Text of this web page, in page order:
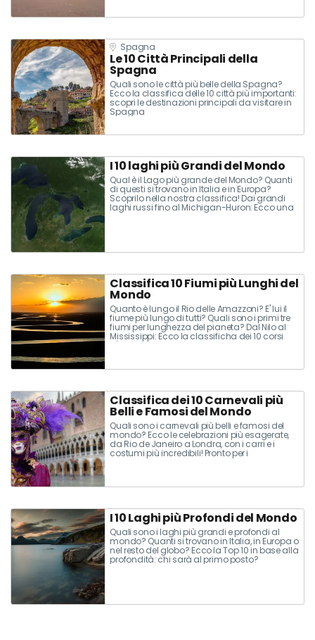
Spagna
Le 10 Città Principali della
Spagna
Quali sono le città più belle della Spagna?
Ecco la classifica delle 10 città più importanti:
scopri le destinazioni principali da visitare in
Spagna
I 10 laghi più Grandi del Mondo
Qual è il Lago più grande del Mondo? Quanti
di questi si trovano in Italia e in Europa?
Scoprilo nella nostra classifica! Dai grandi
laghi russi fino al Michigan-Huron: Ecco una
lista dei dieci laghi più grandi al mondo
Classifica 10 Fiumi più Lunghi del
Mondo
Quanto è lungo il Rio delle Amazzoni? E' lui il
fiume più lungo di tutti? Quali sono i primi tre
fiumi per lunghezza del pianeta? Dal Nilo al
Mississippi: Ecco la classificha dei 10 corsi
d'acqua più lunghi al mondo.
Classifica dei 10 Carnevali più
Belli e Famosi del Mondo
Quali sono i carnevali più belli e famosi del
mondo? Ecco le celebrazioni più esagerate,
da Rio de Janeiro a Londra, con i carri e i
costumi più incredibili! Pronto per i
festeggiamenti? Ecco la classifica!
I 10 Laghi più Profondi del Mondo
Quali sono i laghi più grandi e profondi al
mondo? Quanti si trovano in Italia, in Europa o
nel resto del globo? Ecco la Top 10 in base alla
profondità: chi sarà al primo posto?